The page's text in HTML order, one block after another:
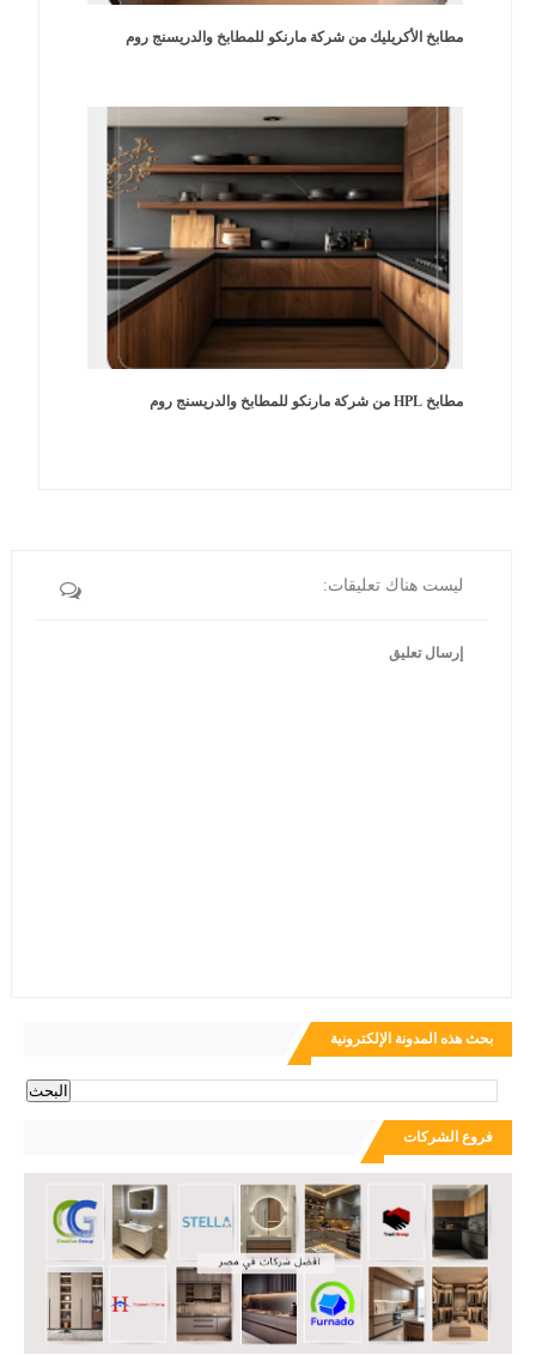
مطابخ الأكريليك من شركة مارنكو للمطابخ والدريسنج روم
مطابخ HPL من شركة مارنكو للمطابخ والدريسنج روم
ليست هناك تعليقات:
إرسال تعليق
بحث هذه المدونة الإلكترونية
فروع الشركات